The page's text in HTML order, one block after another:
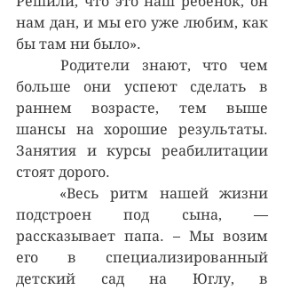
нам дан, и мы его уже любим, как
бы там ни было».
больше они успеют сделать в
раннем возрасте, тем выше
шансы на хорошие результаты.
Занятия и курсы реабилитации
стоят дорого.
подстроен под сына, —
рассказывает папа. – Мы возим
его в специализированный
детский сад на Юглу, в